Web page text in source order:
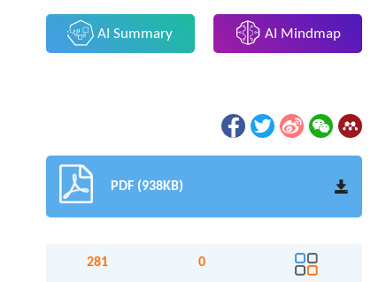
AI Summary AI Mindmap
PDF (938KB)
281 0